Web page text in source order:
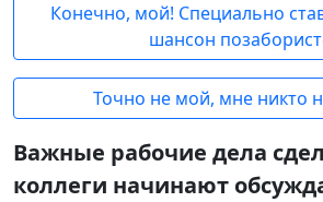
Конечно, мой! Специально
шансон
Точно не мой, мне никто
Важные рабочие дела
коллеги начинают